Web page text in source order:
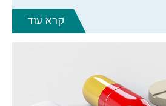
קרא עוד